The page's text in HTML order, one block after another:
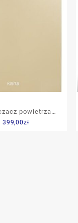
powietrza
Forste 2 złoty
399,00zł